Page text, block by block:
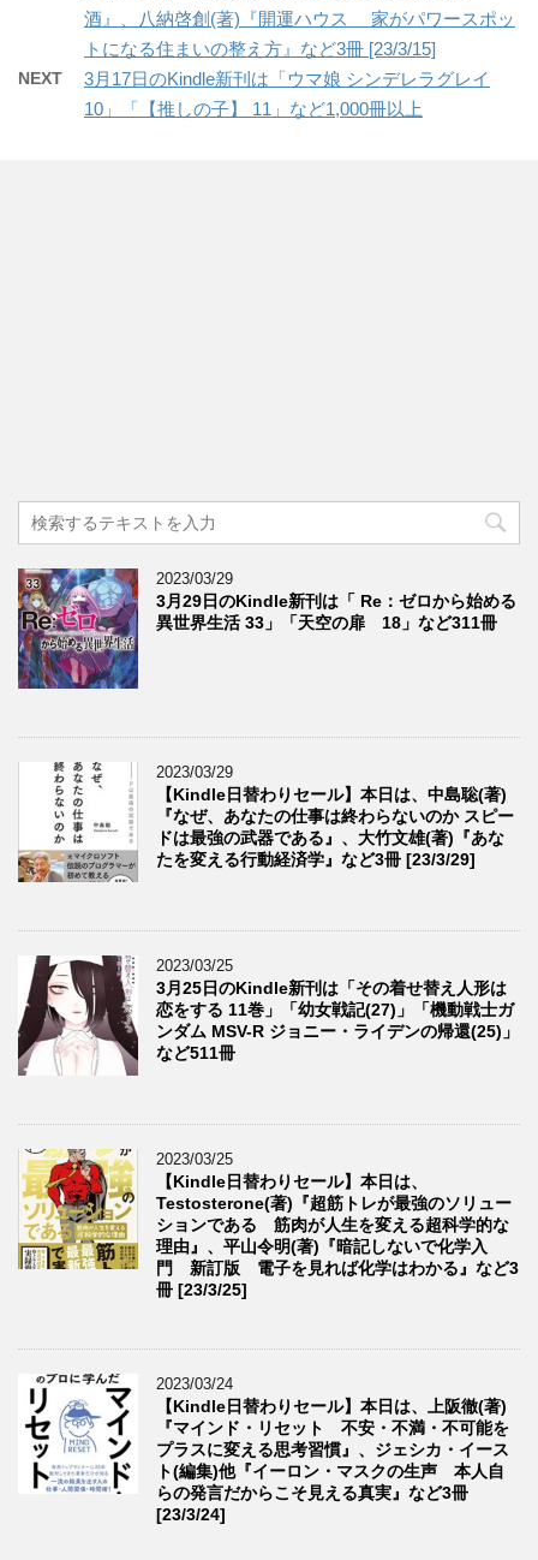
酒』、八納啓創(著)『開運ハウス 家がパワースポッ
トになる住まいの整え方』など3冊 [23/3/15]
NEXT
3月17日のKindle新刊は「ウマ娘 シンデレラグレイ
10」「【推しの子】 11」など1,000冊以上
2023/03/29
3月29日のKindle新刊は「 Re：ゼロから始める
異世界生活 33」「天空の扉 18」など311冊
2023/03/29
【Kindle日替わりセール】本日は、中島聡(著)
『なぜ、あなたの仕事は終わらないのか スピー
ドは最強の武器である』、大竹文雄(著)『あな
たを変える行動経済学』など3冊 [23/3/29]
2023/03/25
3月25日のKindle新刊は「その着せ替え人形は
恋をする 11巻」「幼女戦記(27)」「機動戦士ガ
ンダム MSV-R ジョニー・ライデンの帰還(25)」
など511冊
2023/03/25
【Kindle日替わりセール】本日は、
Testosterone(著)『超筋トレが最強のソリュー
ションである 筋肉が人生を変える超科学的な
理由』、平山令明(著)『暗記しないで化学入
門 新訂版 電子を見れば化学はわかる』など3
冊 [23/3/25]
2023/03/24
【Kindle日替わりセール】本日は、上阪徹(著)
『マインド・リセット 不安・不満・不可能を
プラスに変える思考習慣』、ジェシカ・イース
ト(編集)他『イーロン・マスクの生声 本人自
らの発言だからこそ見える真実』など3冊
[23/3/24]